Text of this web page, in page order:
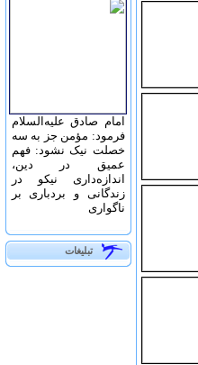
امام صادق علیه‌السلام
فرمود: مؤمن جز به سه
خصلت نیک نشود: فهم
عمیق در دین،
اندازه‌دارى نیکو در
زندگانى و بردبارى بر
ناگوارى
تبلیغات